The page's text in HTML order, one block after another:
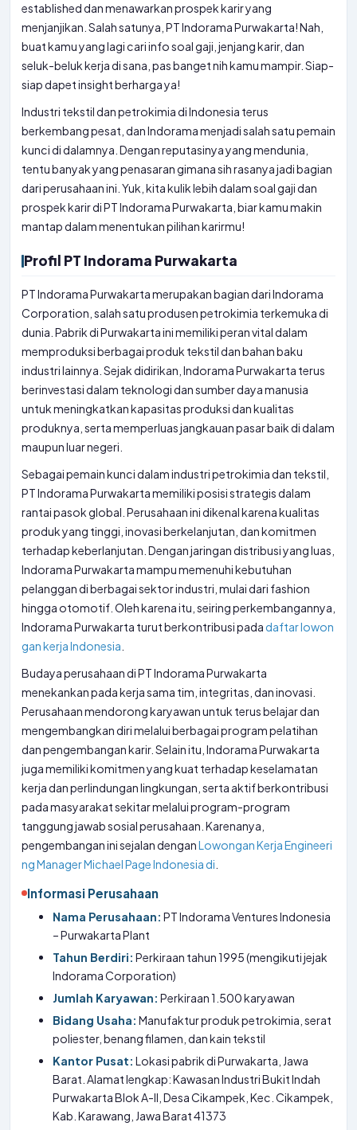
established dan menawarkan prospek karir yang
menjanjikan. Salah satunya, PT Indorama Purwakarta! Nah,
buat kamu yang lagi cari info soal gaji, jenjang karir, dan
seluk-beluk kerja di sana, pas banget nih kamu mampir. Siap-
siap dapet insight berharga ya!
Industri tekstil dan petrokimia di Indonesia terus
berkembang pesat, dan Indorama menjadi salah satu pemain
kunci di dalamnya. Dengan reputasinya yang mendunia,
tentu banyak yang penasaran gimana sih rasanya jadi bagian
dari perusahaan ini. Yuk, kita kulik lebih dalam soal gaji dan
prospek karir di PT Indorama Purwakarta, biar kamu makin
mantap dalam menentukan pilihan karirmu!
Profil PT Indorama Purwakarta
PT Indorama Purwakarta merupakan bagian dari Indorama
Corporation, salah satu produsen petrokimia terkemuka di
dunia. Pabrik di Purwakarta ini memiliki peran vital dalam
memproduksi berbagai produk tekstil dan bahan baku
industri lainnya. Sejak didirikan, Indorama Purwakarta terus
berinvestasi dalam teknologi dan sumber daya manusia
untuk meningkatkan kapasitas produksi dan kualitas
produknya, serta memperluas jangkauan pasar baik di dalam
maupun luar negeri.
Sebagai pemain kunci dalam industri petrokimia dan tekstil,
PT Indorama Purwakarta memiliki posisi strategis dalam
rantai pasok global. Perusahaan ini dikenal karena kualitas
produk yang tinggi, inovasi berkelanjutan, dan komitmen
terhadap keberlanjutan. Dengan jaringan distribusi yang luas,
Indorama Purwakarta mampu memenuhi kebutuhan
pelanggan di berbagai sektor industri, mulai dari fashion
hingga otomotif. Oleh karena itu, seiring perkembangannya,
Indorama Purwakarta turut berkontribusi pada daftar lowon
gan kerja Indonesia
Budaya perusahaan di PT Indorama Purwakarta
menekankan pada kerja sama tim, integritas, dan inovasi.
Perusahaan mendorong karyawan untuk terus belajar dan
mengembangkan diri melalui berbagai program pelatihan
dan pengembangan karir. Selain itu, Indorama Purwakarta
juga memiliki komitmen yang kuat terhadap keselamatan
kerja dan perlindungan lingkungan, serta aktif berkontribusi
pada masyarakat sekitar melalui program-program
tanggung jawab sosial perusahaan. Karenanya,
pengembangan ini sejalan denganLowongan Kerja Engineeri
ng Manager Michael Page Indonesia di
Informasi Perusahaan
Nama Perusahaan: PT Indorama Ventures Indonesia
– Purwakarta Plant
Tahun Berdiri: Perkiraan tahun 1995 (mengikuti jejak
Indorama Corporation)
Jumlah Karyawan: Perkiraan 1.500 karyawan
Bidang Usaha: Manufaktur produk petrokimia, serat
poliester, benang filamen, dan kain tekstil
Kantor Pusat: Lokasi pabrik di Purwakarta, Jawa
Barat. Alamat lengkap: Kawasan Industri Bukit Indah
Purwakarta Blok A-II, Desa Cikampek, Kec. Cikampek,
Kab. Karawang, Jawa Barat 41373